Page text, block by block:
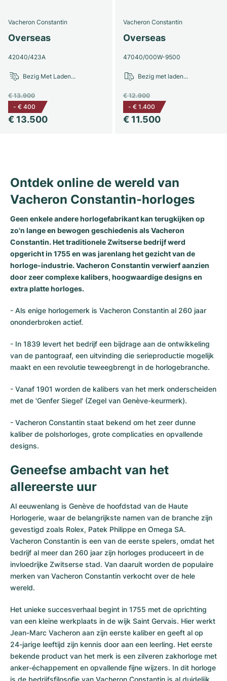
Vacheron Constantin
Overseas
42040/423A
€ 13.500
€ 13.900
- € 400
Bezig Met Laden...
Vacheron Constantin
Overseas
47040/000W-9500
€ 11.500
€ 12.900
- € 1.400
Bezig met laden...
Ontdek online de wereld van
Vacheron Constantin-horloges
Geen enkele andere horlogefabrikant kan terugkijken op
zo'n lange en bewogen geschiedenis als Vacheron
Constantin. Het traditionele Zwitserse bedrijf werd
opgericht in 1755 en was jarenlang het gezicht van de
horloge-industrie. Vacheron Constantin verwierf aanzien
door zeer complexe kalibers, hoogwaardige designs en
extra platte horloges.
- Als enige horlogemerk is Vacheron Constantin al 260 jaar
ononderbroken actief.
- In 1839 levert het bedrijf een bijdrage aan de ontwikkeling
van de pantograaf, een uitvinding die serieproductie mogelijk
maakt en een revolutie teweegbrengt in de horlogebranche.
- Vanaf 1901 worden de kalibers van het merk onderscheiden
met de 'Genfer Siegel' (Zegel van Genève-keurmerk).
- Vacheron Constantin staat bekend om het zeer dunne
kaliber de polshorloges, grote complicaties en opvallende
designs.
Geneefse ambacht van het
allereerste uur
Al eeuwenlang is Genève de hoofdstad van de Haute
Horlogerie, waar de belangrijkste namen van de branche zijn
gevestigd zoals Rolex, Patek Philippe en Omega SA.
Vacheron Constantin is een van de eerste spelers, omdat het
bedrijf al meer dan 260 jaar zijn horloges produceert in de
invloedrijke Zwitserse stad. Van daaruit worden de populaire
merken van Vacheron Constantin verkocht over de hele
wereld.
Het unieke succesverhaal begint in 1755 met de oprichting
van een kleine werkplaats in de wijk Saint Gervais. Hier werkt
Jean-Marc Vacheron aan zijn eerste kaliber en geeft al op
24-jarige leeftijd zijn kennis door aan een leerling. Het eerste
bekende product van het merk is een zilveren zakhorloge met
anker-échappement en opvallende fijne wijzers. In dit horloge
is de bedrijfsfilosofie van Vacheron Constantin is al duidelijk